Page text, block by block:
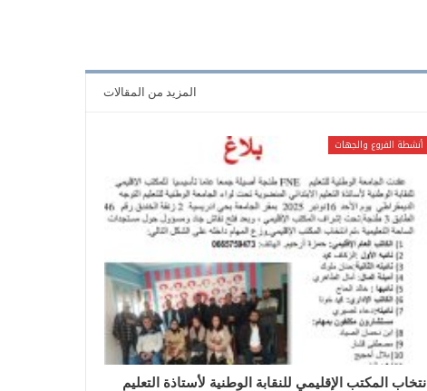
المزيد من المقالات
أنشطة الفروع والجهات
انتخاب المكتب الإقليمي للنقابة الوطنية لأستاذة التعليم